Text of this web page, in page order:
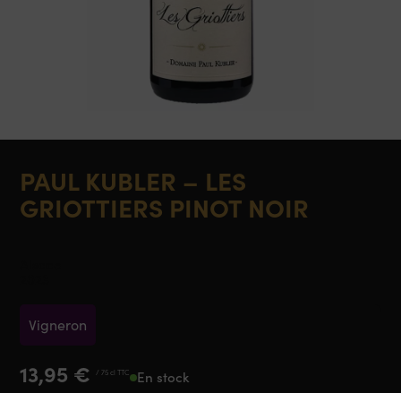
PAUL KUBLER – LES
GRIOTTIERS PINOT NOIR
13,95 € / 75 cl TTC En stock
Vigneron